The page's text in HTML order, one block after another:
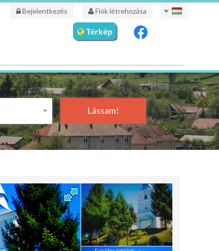
Bejelentkezés Fiók létrehozása
Térkép
Lássam!